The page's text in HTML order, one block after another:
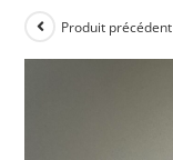
Produit précédent